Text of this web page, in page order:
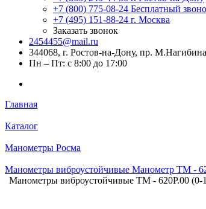
+7 (800) 775-08-24 Бесплатный
+7 (495) 151-88-24 г. Москва
Заказать звонок
2454455@mail.ru
344068, г. Ростов-на-Дону, пр.
Пн – Пт: с 8:00 до 17:00
Главная
Каталог
Манометры Росма
Манометры виброустойчивые Манометр ТМ -
Манометры виброустойчивые ТМ - 620Р.00